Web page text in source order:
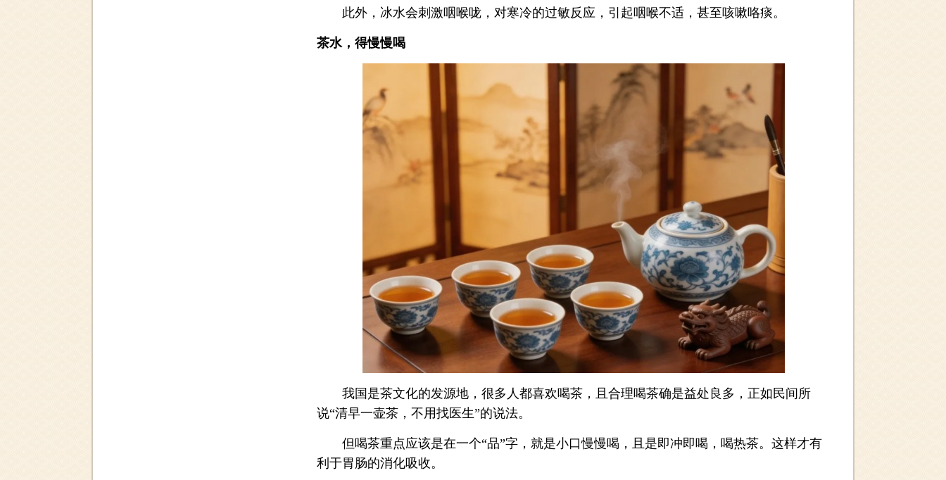
此外，冰水会刺激咽喉咙，对寒冷的过敏反应，引起咽喉不适，甚至咳嗽咯痰。
茶水，得慢慢喝
我国是茶文化的发源地，很多人都喜欢喝茶，且合理喝茶确是益处良多，正如民间所
说“清早一壶茶，不用找医生”的说法。
但喝茶重点应该是在一个“品”字，就是小口慢慢喝，且是即冲即喝，喝热茶。这样才有
利于胃肠的消化吸收。